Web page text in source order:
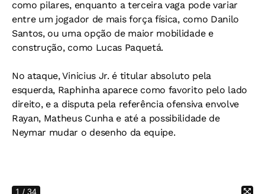
como pilares, enquanto a terceira vaga pode variar
entre um jogador de mais força física, como Danilo
Santos, ou uma opção de maior mobilidade e
construção, como Lucas Paquetá.
No ataque, Vinicius Jr. é titular absoluto pela
esquerda, Raphinha aparece como favorito pelo lado
direito, e a disputa pela referência ofensiva envolve
Rayan, Matheus Cunha e até a possibilidade de
Neymar mudar o desenho da equipe.
1 / 34